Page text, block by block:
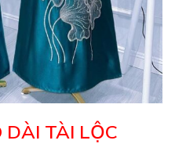
TÀI LỘC